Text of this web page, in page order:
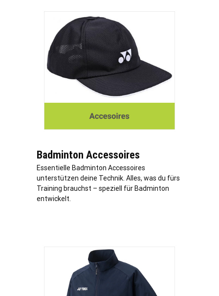
Badminton Accessoires
Essentielle Badminton Accessoires
unterstützen deine Technik. Alles, was du fürs
Training brauchst – speziell für Badminton
entwickelt.